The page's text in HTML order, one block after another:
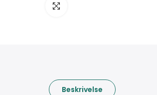
Klikk for å forstørre
Beskrivelse